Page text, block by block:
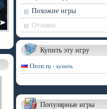
Похожие игры
Отзывы
Купить эту игру
Ozon.ru - купить
Популярные игры